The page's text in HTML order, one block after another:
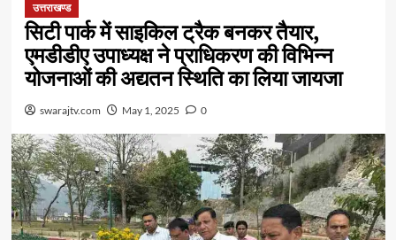
उत्तराखण्ड
सिटी पार्क में साइकिल ट्रैक बनकर तैयार,
एमडीडीए उपाध्यक्ष ने प्राधिकरण की विभिन्न
योजनाओं की अद्यतन स्थिति का लिया जायजा
swarajtv.com May 1, 2025 0